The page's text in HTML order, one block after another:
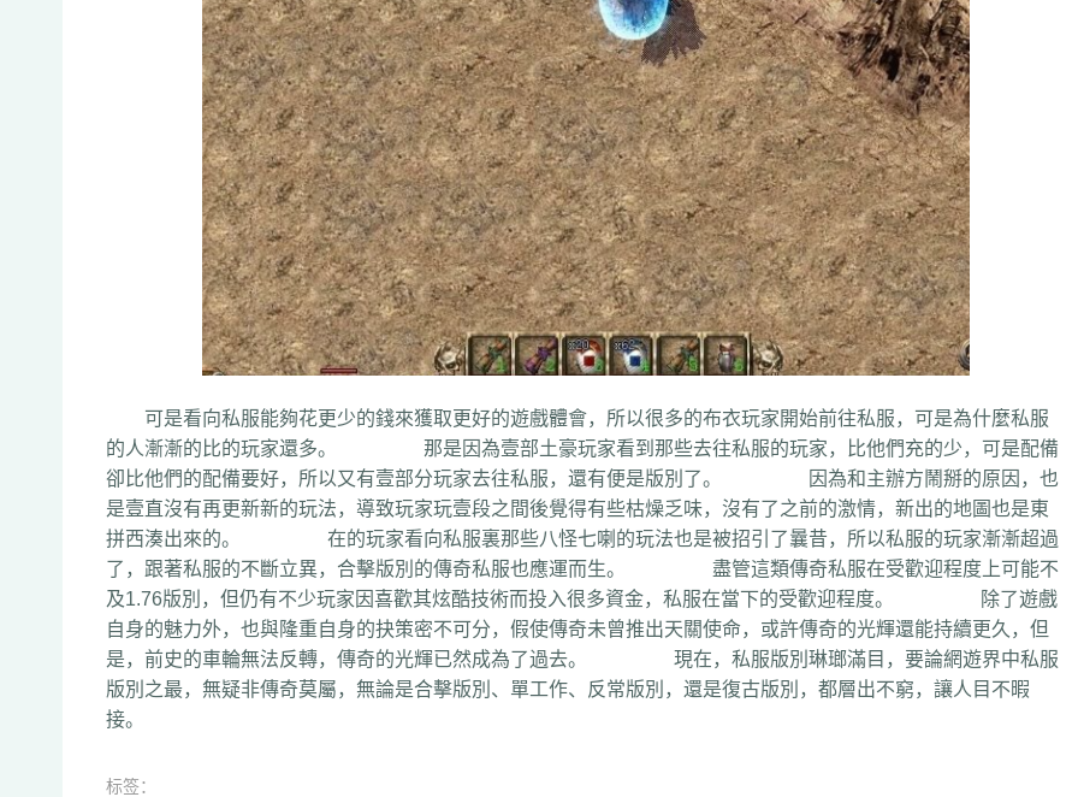
可是看向私服能夠花更少的錢來獲取更好的遊戲體會，所以很多的布衣玩家開始前往私服，可是為什麼私服
的人漸漸的比的玩家還多。 那是因為壹部土豪玩家看到那些去往私服的玩家，比他們充的少，可是配備
卻比他們的配備要好，所以又有壹部分玩家去往私服，還有便是版別了。 因為和主辦方鬧掰的原因，也
是壹直沒有再更新新的玩法，導致玩家玩壹段之間後覺得有些枯燥乏味，沒有了之前的激情，新出的地圖也是東
拼西湊出來的。 在的玩家看向私服裏那些八怪七喇的玩法也是被招引了曩昔，所以私服的玩家漸漸超過
了，跟著私服的不斷立異，合擊版別的傳奇私服也應運而生。 盡管這類傳奇私服在受歡迎程度上可能不
及1.76版別，但仍有不少玩家因喜歡其炫酷技術而投入很多資金，私服在當下的受歡迎程度。 除了遊戲
自身的魅力外，也與隆重自身的抉策密不可分，假使傳奇未曾推出天關使命，或許傳奇的光輝還能持續更久，但
是，前史的車輪無法反轉，傳奇的光輝已然成為了過去。 現在，私服版別琳瑯滿目，要論網遊界中私服
版別之最，無疑非傳奇莫屬，無論是合擊版別、單工作、反常版別，還是復古版別，都層出不窮，讓人目不暇
接。
标签：